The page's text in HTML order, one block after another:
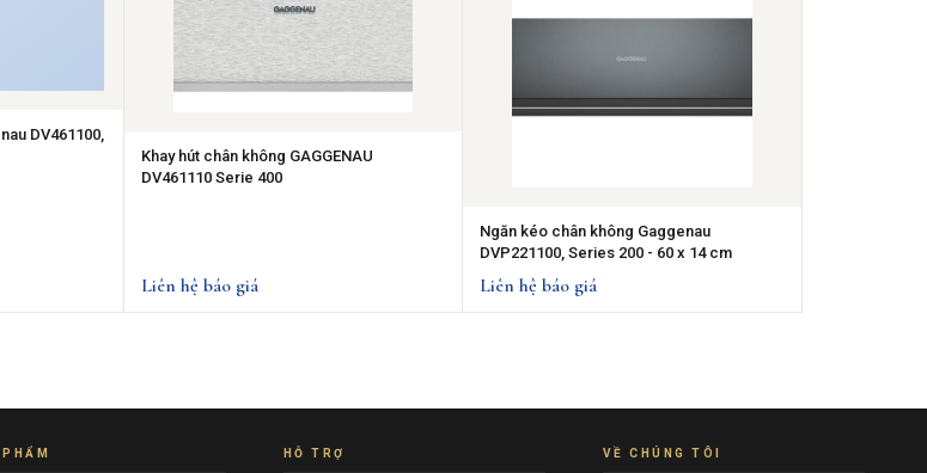
DV461100,
Khay hút chân không GAGGENAU
DV461110 Serie 400
Liên hệ báo giá
Ngăn kéo chân không Gaggenau
DVP221100, Series 200 - 60 x 14 cm
Liên hệ báo giá
HỖ TRỢ VỀ CHÚNG TÔI